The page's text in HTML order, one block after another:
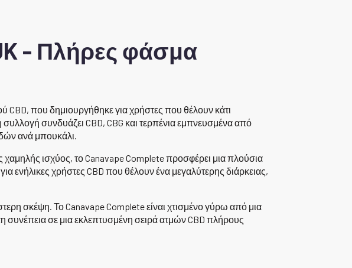
- Πλήρες φάσμα
CBD, που δημιουργήθηκε για χρήστες που θέλουν κάτι
συνδυάζει CBD, CBG και τερπένια εμπνευσμένα από
ανά μπουκάλι.
ισχύος, το Canavape Complete προσφέρει μια πλούσια
ενήλικες χρήστες CBD που θέλουν ένα μεγαλύτερης διάρκειας,
σκέψη. Το Canavape Complete είναι χτισμένο γύρω από μια
συνέπεια σε μια εκλεπτυσμένη σειρά ατμών CBD πλήρους